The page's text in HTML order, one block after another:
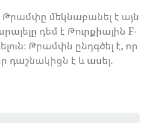
մեկնաբանել է այն
դեմ է Թուրքիային F-
Թրամփն ընդգծել է, որ
դաշնակիցն է և ասել.